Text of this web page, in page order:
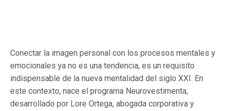
Conectar la imagen personal con los procesos mentales y
emocionales ya no es una tendencia, es un requisito
indispensable de la nueva mentalidad del siglo XXI. En
este contexto, nace el programa Neurovestimenta,
desarrollado por Lore Ortega, abogada corporativa y